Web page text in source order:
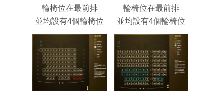
輪椅位在最前排
並均設有4個輪椅位
輪椅位在最前排
並均設有4個輪椅位